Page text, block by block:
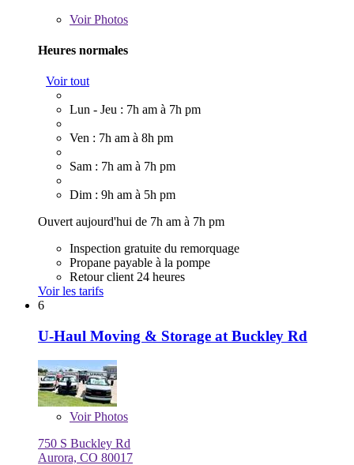
VoirPhotos
Heures normales
Voir tout
Lun - Jeu : 7h am à 7h pm
Ven : 7h am à 8h pm
Sam : 7h am à 7h pm
Dim : 9h am à 5h pm
Ouvert aujourd'hui de 7h am à 7h pm
Inspection gratuite du remorquage
Propane payable à la pompe
Retour client 24 heures
Voir les tarifs
6
U-Haul Moving & Storage at Buckley Rd
VoirPhotos
750 S Buckley Rd
Aurora, CO 80017